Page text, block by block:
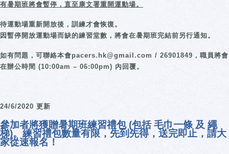
有暑期班將會暫停， 直至康文署重開運動場。
待運動場重新開放後，訓練才會恢復。
因暫停開放運動場而缺的練習堂數，將會在暑期班完結前另行通知。
如有問題，可聯絡本會pacers.hk@gmail.com / 26901849，職員將會
在辦公時間 (10:00am – 06:00pm) 內回覆。
24/6/2020 更新
參加者將獲贈暑期班練習禮包 (包括 毛巾一條 及 繩
梯)。練習禮包數量有限，先到先得，送完即止，請大
家從速報名！